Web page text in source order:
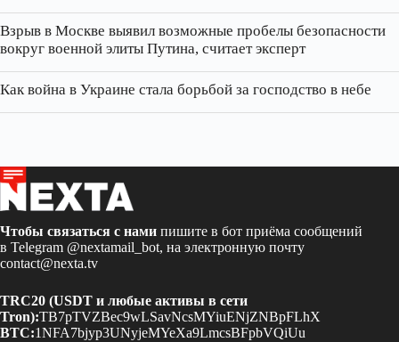
Взрыв в Москве выявил возможные пробелы безопасности
вокруг военной элиты Путина, считает эксперт
Как война в Украине стала борьбой за господство в небе
Чтобы связаться с нами пишите в бот приёма сообщений
в Telegram @nextamail_bot, на электронную почту
contact@nexta.tv
TRC20 (USDT и любые активы в сети
Tron):TB7pTVZBec9wLSavNcsMYiuENjZNBpFLhX
BTC:1NFA7bjyp3UNyjeMYeXa9LmcsBFpbVQiUu